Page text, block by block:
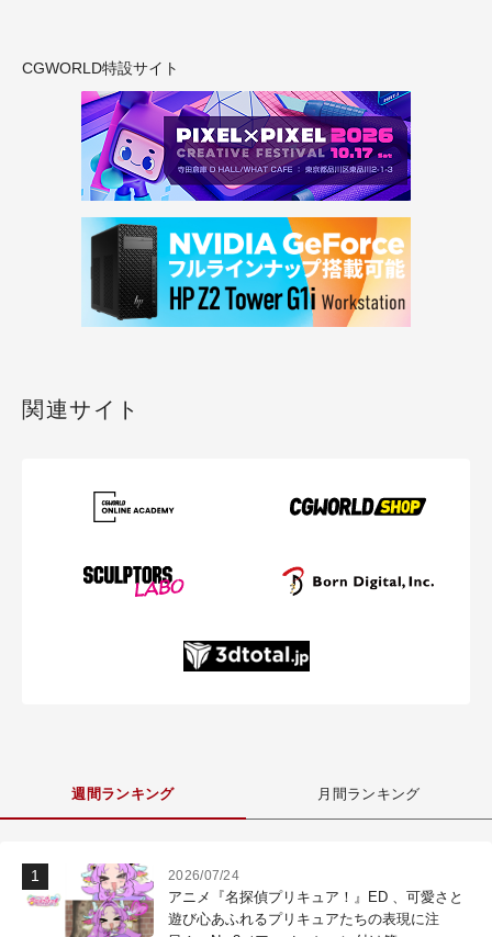
CGWORLD特設サイト
関連サイト
週間ランキング 月間ランキング
2026/07/24
アニメ『名探偵プリキュア！』ED 、可愛さと
遊び心あふれるプリキュアたちの表現に注